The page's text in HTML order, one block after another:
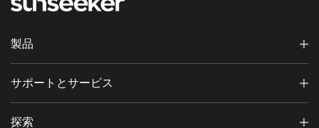
製品
サポートとサービス
探索